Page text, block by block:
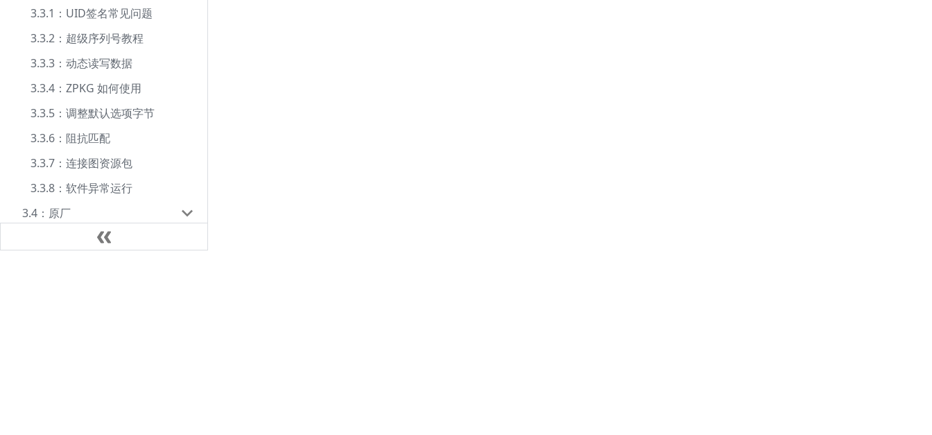
3.3.1：UID签名常见问题
3.3.2：超级序列号教程
3.3.3：动态读写数据
3.3.4：ZPKG 如何使用
3.3.5：调整默认选项字节
3.3.6：阻抗匹配
3.3.7：连接图资源包
3.3.8：软件异常运行
3.4：原厂
3.4.1：意法半导体(ST)